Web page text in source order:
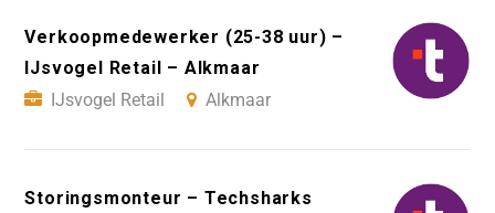
Verkoopmedewerker (25-38 uur) –
IJsvogel Retail – Alkmaar
IJsvogel Retail
Alkmaar
Storingsmonteur – Techsharks